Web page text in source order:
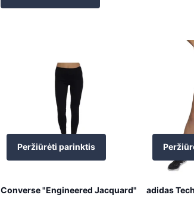
Peržiūrėti parinktis
Converse "Engineered Jacquard"
adidas